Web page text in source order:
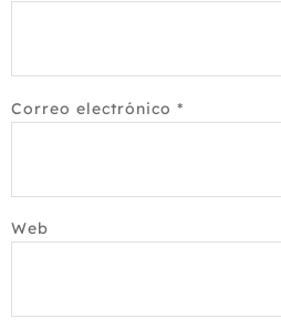
Correo electrónico *
Web